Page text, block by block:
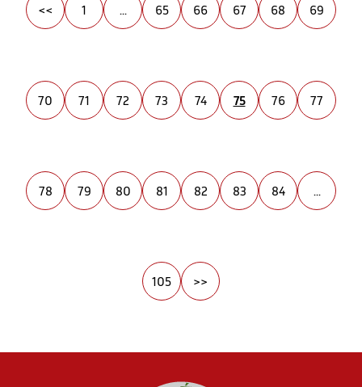
<< 1 ... 65 66 67 68 69
70 71 72 73 74 75 76 77
78 79 80 81 82 83 84 ...
105 >>